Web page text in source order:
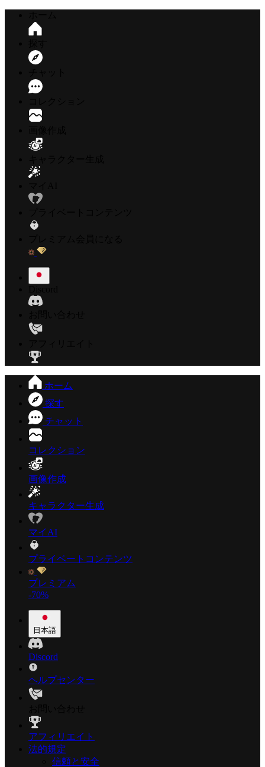
ホーム
探す
チャット
コレクション
画像作成
キャラクター生成
マイAI
プライベートコンテンツ
プレミアム
-70%
日本語
Discord
ヘルプセンター
アフィリエイト
法的規定
信頼と安全